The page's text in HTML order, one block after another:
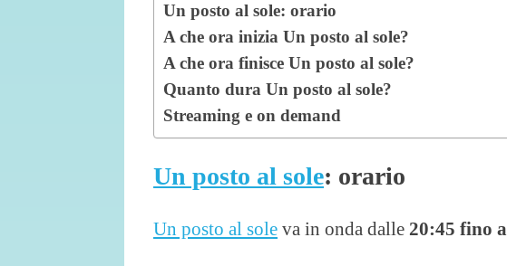
Un posto al sole: orario
A che ora inizia Un posto al sole?
A che ora finisce Un posto al sole?
Quanto dura Un posto al sole?
Streaming e on demand
Un posto al sole: orario
Un posto al sole va in onda dalle 20:45 fino